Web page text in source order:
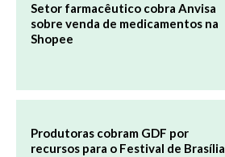
Setor farmacêutico cobra Anvisa
sobre venda de medicamentos na
Shopee
Produtoras cobram GDF por
recursos para o Festival de Brasília